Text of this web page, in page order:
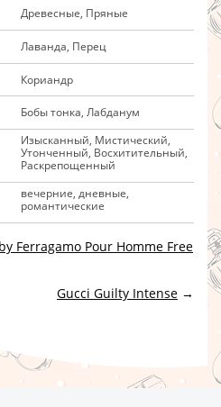
Древесные, Пряные
Лаванда, Перец
Кориандр
Бобы тонка, Лабданум
Изысканный, Мистический,
Утонченный, Восхитительный,
Раскрепощенный
вечерние, дневные,
романтические
Ferragamo Pour Homme Free
Gucci Guilty Intense →